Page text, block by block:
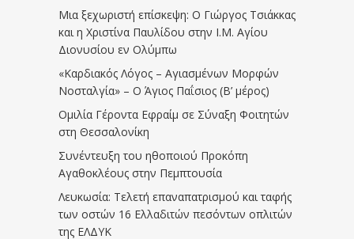
Μια ξεχωριστή επίσκεψη: Ο Γιώργος Τσιάκκας
και η Χριστίνα Παυλίδου στην Ι.Μ. Αγίου
Διονυσίου εν Ολύμπω
«Καρδιακός Λόγος – Αγιασμένων Μορφών
Νοσταλγία» – Ο Άγιος Παΐσιος (Β’ μέρος)
Ομιλία Γέροντα Εφραίμ σε Σύναξη Φοιτητών
στη Θεσσαλονίκη
Συνέντευξη του ηθοποιού Προκόπη
Αγαθοκλέους στην Πεμπτουσία
Λευκωσία: Τελετή επαναπατρισμού και ταφής
των οστών 16 Ελλαδιτών πεσόντων οπλιτών
της ΕΛΔΥΚ